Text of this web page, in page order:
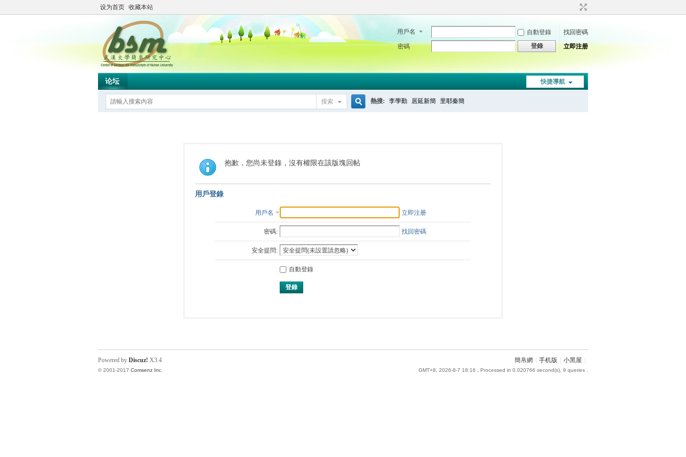
设为首页 收藏本站
用戶名 自動登錄
找回密碼
密碼
登錄 立即注册
快捷導航
论坛
搜索
索
熱搜: 李學勤 居延新簡 里耶秦簡
抱歉，您尚未登錄，沒有權限在該版塊回帖
用戶登錄
用戶名 立即注册
密碼: 找回密碼
安全提問:
自動登錄
登錄
簡帛網 手机版 小黑屋
GMT+8, 2026-8-7 18:16 , Processed in 0.020766 second(s), 9 queries .
Powered by Discuz! X3.4
© 2001-2017 Comsenz Inc.